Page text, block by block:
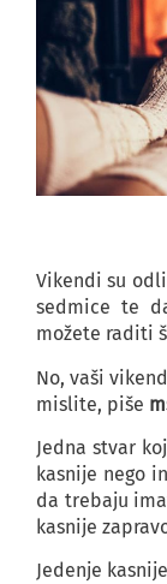
Vikendi su
sedmice te
možete raditi
No, vaši
mislite, piše
Jedna stvar
kasnije nego
da trebaju
kasnije
Jedenje